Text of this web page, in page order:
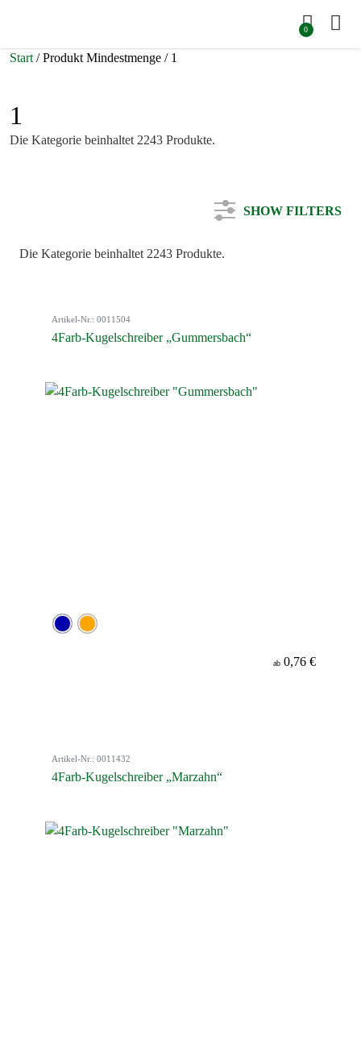
0
Start / Produkt Mindestmenge / 1
1
Die Kategorie beinhaltet 2243 Produkte.
SHOW FILTERS
Farbe
Die Kategorie beinhaltet 2243 Produkte.
Artikel-Nr.: 0011504
4Farb-Kugelschreiber „Gummersbach“
ab 0,76 €
Artikel-Nr.: 0011432
4Farb-Kugelschreiber „Marzahn“